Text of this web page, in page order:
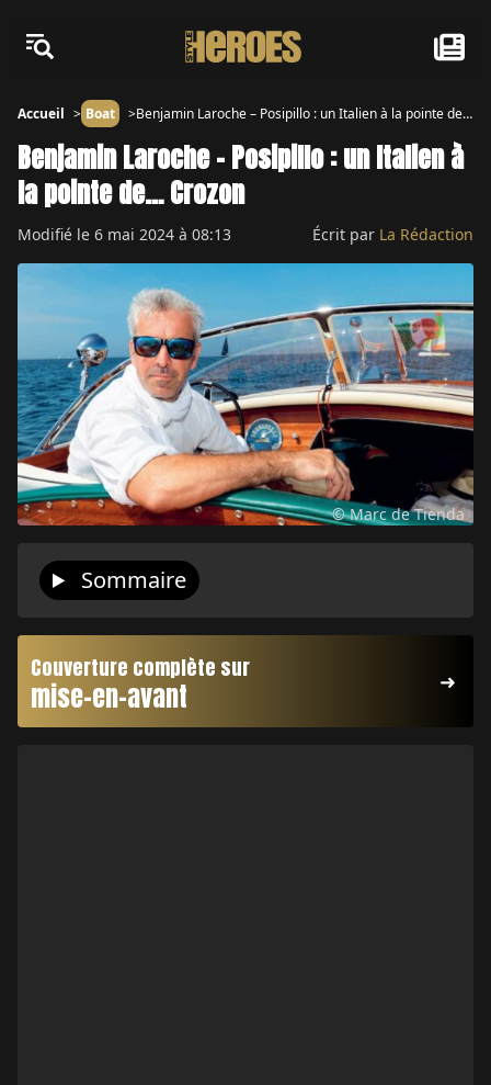
Accueil Boat
Benjamin Laroche – Posipillo : un Italien à la pointe de…
Benjamin Laroche – Posipillo : un Italien à
la pointe de… Crozon
Modifié le 6 mai 2024 à 08:13 Écrit par La Rédaction
© Marc de Tienda
Sommaire
Couverture complète sur
mise-en-avant